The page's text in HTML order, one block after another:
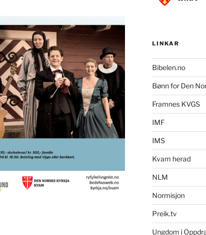
LINKAR
Bibelen.no
Bønn for Den
Framnes KVGS
IMF
IMS
Kvam herad
NLM
Normisjon
Preik.tv
Ungdom i